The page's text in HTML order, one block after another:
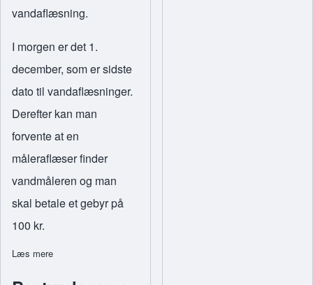
vandaflæsning.
I morgen er det 1.
december, som er sidste
dato til vandaflæsninger.
Derefter kan man
forvente at en
måleraflæser finder
vandmåleren og man
skal betale et gebyr på
100 kr.
Læs mere